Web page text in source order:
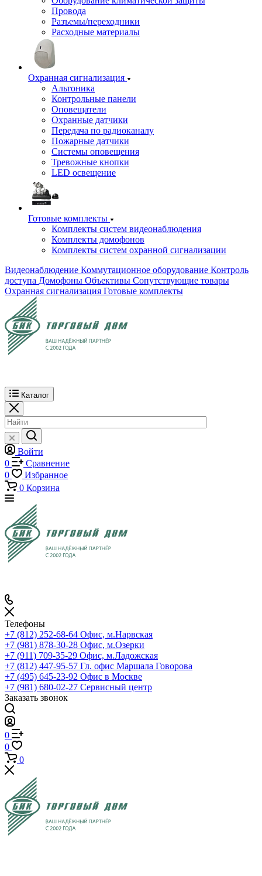
Провода
Разъемы/переходники
Расходные материалы
Охранная сигнализация
Альтоника
Контрольные панели
Оповещатели
Охранные датчики
Передача по радиоканалу
Пожарные датчики
Системы оповещения
Тревожные кнопки
LED освещение
Готовые комплекты
Комплекты систем видеонаблюдения
Комплекты домофонов
Комплекты систем охранной сигнализации
Видеонаблюдение Коммутационное оборудование Контроль
доступа Домофоны Объективы Сопутствующие товары
Охранная сигнализация Готовые комплекты
Каталог
Войти
0
Сравнение
0
Избранное
0 Корзина
Телефоны
+7 (812) 252-68-64 Офис, м.Нарвская
+7 (981) 878-30-28 Офис, м.Озерки
+7 (911) 709-35-29 Офис, м.Ладожская
+7 (812) 447-95-57 Гл. офис Маршала Говорова
+7 (495) 645-23-92 Офис в Москве
+7 (981) 680-02-27 Сервисный центр
Заказать звонок
0
0
0